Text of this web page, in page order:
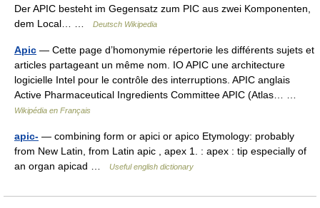
Der APIC besteht im Gegensatz zum PIC aus zwei Komponenten,
dem Local… …
Deutsch Wikipedia
Apic — Cette page d’homonymie répertorie les différents sujets et
articles partageant un même nom. IO APIC une architecture
logicielle Intel pour le contrôle des interruptions. APIC anglais
Active Pharmaceutical Ingredients Committee APIC (Atlas… …
Wikipédia en Français
apic- — combining form or apici or apico Etymology: probably
from New Latin, from Latin apic , apex 1. : apex : tip especially of
an organ apicad …
Useful english dictionary